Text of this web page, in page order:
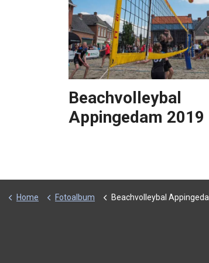
Beachvolleybal
Appingedam 2019
Home Fotoalbum Beachvolleybal Appingedam 2019